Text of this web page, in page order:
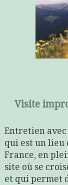
Visite
Entretien
qui est un
France, en
site où se
et qui permet